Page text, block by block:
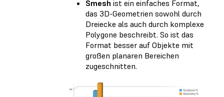
Smesh ist ein einfaches Format,
das 3D-Geometrien sowohl durch
Dreiecke als auch durch komplexe
Polygone beschreibt. So ist das
Format besser auf Objekte mit
großen planaren Bereichen
zugeschnitten.